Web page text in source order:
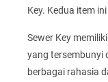
Key. Kedua item
Sewer Key
yang tersembunyi
berbagai rahasia